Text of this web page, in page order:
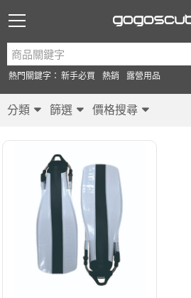
熱門關鍵字： 新手必買 熱銷 露營用品
分類 篩選 價格搜尋